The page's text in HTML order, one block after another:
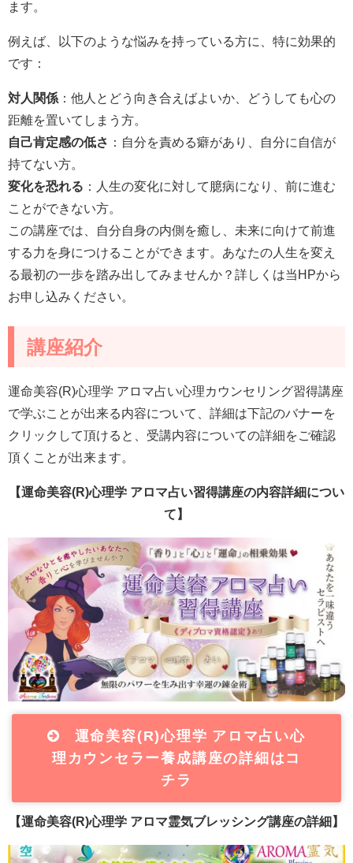
ます。
例えば、以下のような悩みを持っている方に、特に効果的
です：
対人関係 ：他人とどう向き合えばよいか、どうしても心の
距離を置いてしまう方。
自己肯定感の低さ ：自分を責める癖があり、自分に自信が
持てない方。
変化を恐れる ：人生の変化に対して臆病になり、前に進む
ことができない方。
この講座では、自分自身の内側を癒し、未来に向けて前進
する力を身につけることができます。あなたの人生を変え
る最初の一歩を踏み出してみませんか？詳しくは当HPから
お申し込みください。
講座紹介
運命美容(R)心理学 アロマ占い心理カウンセリング習得講座
で学ぶことが出来る内容について、詳細は下記のバナーを
クリックして頂けると、受講内容についての詳細をご確認
頂くことが出来ます。
【運命美容(R)心理学 アロマ占い習得講座の内容詳細につい
て】
運命美容(R)心理学 アロマ占い心
理カウンセラー養成講座の詳細はコ
チラ
【運命美容(R)心理学 アロマ霊気ブレッシング講座の詳細】